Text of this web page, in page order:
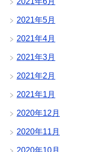
2021年5月
2021年4月
2021年3月
2021年2月
2021年1月
2020年12月
2020年11月